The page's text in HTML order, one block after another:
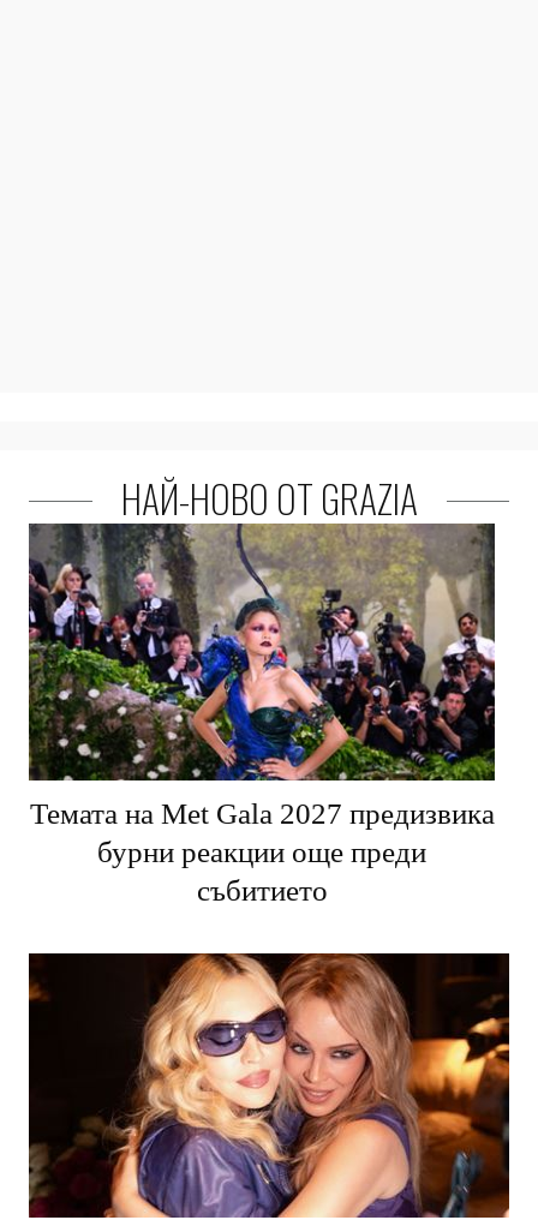
НАЙ-НОВО ОТ GRAZIA
Темата на Met Gala 2027 предизвика
бурни реакции още преди
събитието